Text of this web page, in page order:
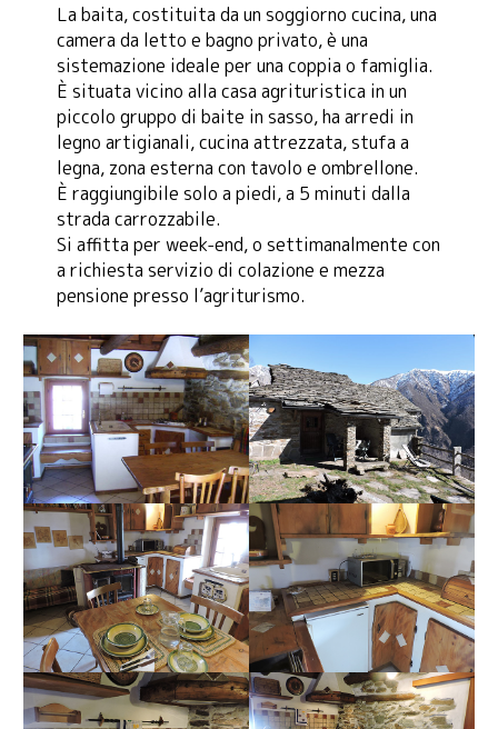
La baita, costituita da un soggiorno cucina, una
camera da letto e bagno privato, è una
sistemazione ideale per una coppia o famiglia.
È situata vicino alla casa agrituristica in un
piccolo gruppo di baite in sasso, ha arredi in
legno artigianali, cucina attrezzata, stufa a
legna, zona esterna con tavolo e ombrellone.
È raggiungibile solo a piedi, a 5 minuti dalla
strada carrozzabile.
Si affitta per week-end, o settimanalmente con
a richiesta servizio di colazione e mezza
pensione presso l’agriturismo.